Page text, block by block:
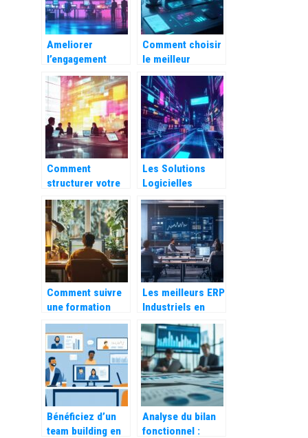
patronales
Ameliorer
l’engagement
client avec des
chatbots bases
sur l’intelligence
artificielle
Comment choisir
le meilleur
logiciel IA pour
augmenter votre
productivite
Comment
structurer votre
modele de
retroplanning de
communication
pour une
campagne
memorable
Les Solutions
Logicielles
Incontournables
pour Reussir
Votre Commerce
en Ligne
Comment suivre
une formation
d’assistant
comptable en
ligne pour votre
carriere
Les meilleurs ERP
Industriels en
France en 2026
Bénéficiez d’un
team building en
Analyse du bilan
fonctionnel :